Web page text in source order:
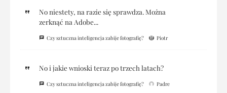
No niestety, na razie się sprawdza. Można
zerknąć na Adobe...
Czy sztuczna inteligencja zabije fotografię? Piotr
No i jakie wnioski teraz po trzech latach?
Czy sztuczna inteligencja zabije fotografię? Padre